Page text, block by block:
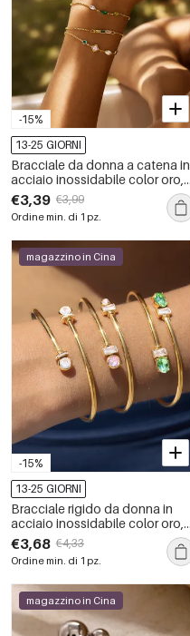
-15%
13-25 GIORNI
Bracciale da donna a catena in
acciaio inossidabile color oro,
impermeabile, con zirconi e
forma geometrica semplice.
€3,39 €3,99
Ordine min. di 1 pz.
-15%
magazzino in Cina
13-25 GIORNI
Bracciale rigido da donna in
acciaio inossidabile color oro,
impermeabile, con zirconi e
forma geometrica semplice.
€3,68 €4,33
Ordine min. di 1 pz.
magazzino in Cina